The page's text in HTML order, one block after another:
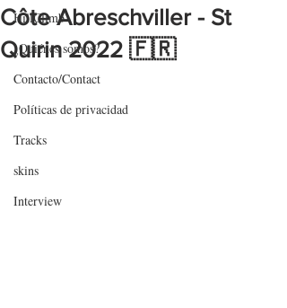
HillClimb
¿Quiénes somos?
Contacto/Contact
Políticas de privacidad
Tracks
skins
Interview
Côte Abreschviller - St
Quirin 2022 🇫🇷